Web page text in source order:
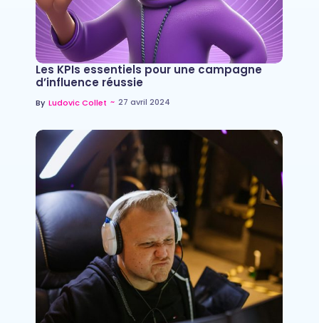
Les KPIs essentiels pour une campagne
d’influence réussie
By Ludovic Collet ~ 27 avril 2024